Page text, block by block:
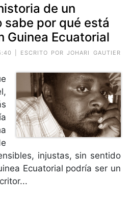
de un
sabe por qué está
Guinea Ecuatorial
| ESCRITO PORJOHARI GAUTIER
injustas, sin sentido
Ecuatorial podría ser un